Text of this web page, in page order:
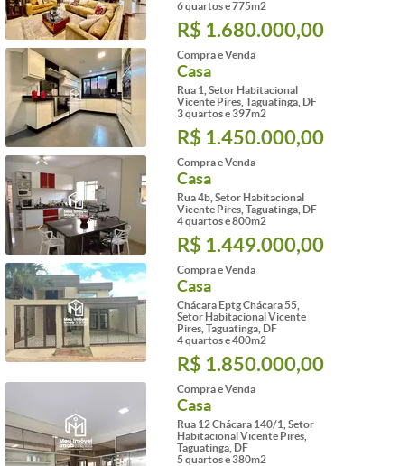
6 quartos e 775m2
R$ 1.680.000,00
Compra e Venda
Casa
Rua 1, Setor Habitacional
Vicente Pires, Taguatinga, DF
3 quartos e 397m2
R$ 1.450.000,00
Compra e Venda
Casa
Rua 4b, Setor Habitacional
Vicente Pires, Taguatinga, DF
4 quartos e 800m2
R$ 1.449.000,00
Compra e Venda
Casa
Chácara Eptg Chácara 55,
Setor Habitacional Vicente
Pires, Taguatinga, DF
4 quartos e 400m2
R$ 1.850.000,00
Compra e Venda
Casa
Rua 12 Chácara 140/1, Setor
Habitacional Vicente Pires,
Taguatinga, DF
5 quartos e 380m2